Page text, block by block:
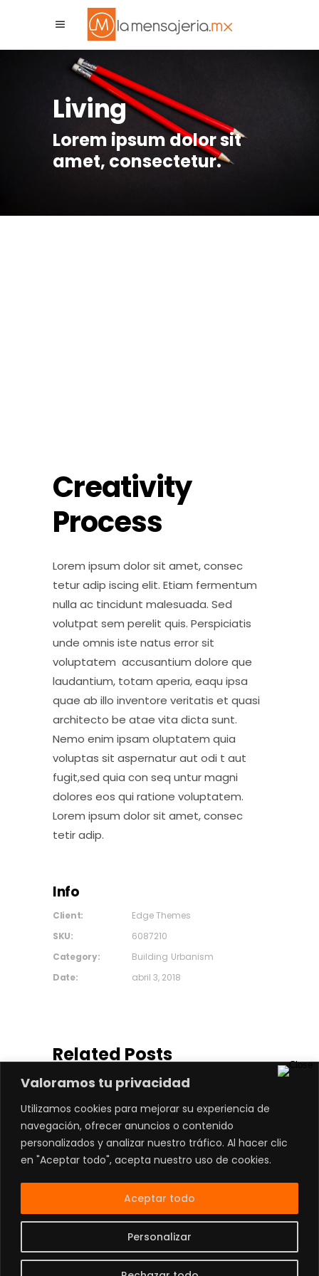
Valoramos tu privacidad
Utilizamos cookies para mejorar su experiencia de
navegación, ofrecer anuncios o contenido
personalizados y analizar nuestro tráfico. Al hacer clic
en "Aceptar todo", acepta nuestro uso de cookies.
Personalizar
Aceptar todo
Living
Lorem ipsum dolor sit
amet, consectetur.
Creativity
Process
Lorem ipsum dolor sit amet, consec
tetur adip iscing elit. Etiam fermentum
nulla ac tincidunt malesuada. Sed
volutpat sem perelit quis. Perspiciatis
unde omnis iste natus error sit
voluptatem accusantium dolore que
laudantium, totam aperia, eaqu ipsa
quae ab illo inventore veritatis et quasi
architecto be atae vita dicta sunt.
Nemo enim ipsam oluptatem quia
voluptas sit aspernatur aut odi t aut
fugit,sed quia con seq untur magni
dolores eos qui ratione voluptatem.
Lorem ipsum dolor sit amet, consec
tetir adip.
Info
Client:
Edge Themes
SKU:
6087210
Category:
Building Urbanism
Date:
abril 3, 2018
Related Posts
Contacto:81 4738 0949|Aviso de Privacidad|
Términos y Condiciones
La Mensajeria MX
Asistente Virtual